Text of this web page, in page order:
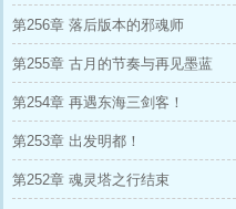
第256章 落后版本的邪魂师
第255章 古月的节奏与再见墨蓝
第254章 再遇东海三剑客！
第253章 出发明都！
第252章 魂灵塔之行结束